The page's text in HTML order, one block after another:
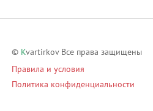
© Kvartirkov Все права защищены
Правила и условия
Политика конфиденциальности